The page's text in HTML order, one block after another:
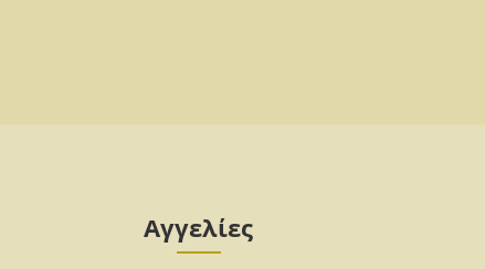
Αγγελίες